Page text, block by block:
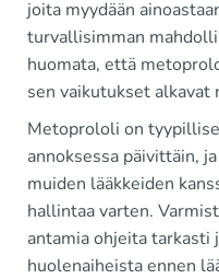
joita myydään
turvallisimman
huomata, että
sen vaikutukset alkavat
Metoprololi on
annoksessa päivittäin,
muiden lääkkeiden
hallintaa varten.
antamia ohjeita tarkasti
huolenaiheista ennen